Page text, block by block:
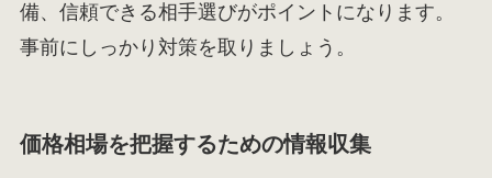
備、信頼できる相手選びがポイントになります。
事前にしっかり対策を取りましょう。
価格相場を把握するための情報収集